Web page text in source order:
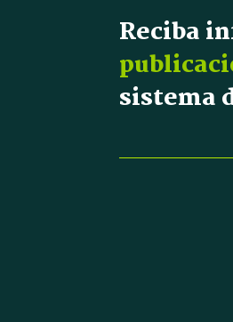
Reciba
sistema